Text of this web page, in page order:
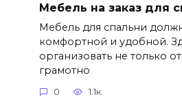
Мебель на заказ для
Мебель для спальни
комфортной и удобной.
организовать не только
грамотно
0 1.1к.